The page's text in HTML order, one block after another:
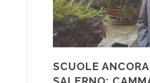
SCUOLE